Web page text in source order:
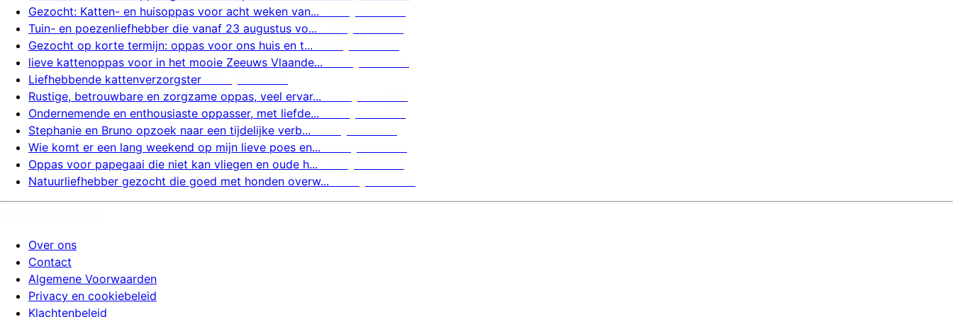
Gezocht: Katten- en huisoppas voor acht weken van...
Tuin- en poezenliefhebber die vanaf 23 augustus vo...
Gezocht op korte termijn: oppas voor ons huis en t...
lieve kattenoppas voor in het mooie Zeeuws Vlaande...
Liefhebbende kattenverzorgster
Rustige, betrouwbare en zorgzame oppas, veel ervar...
Ondernemende en enthousiaste oppasser, met liefde...
Stephanie en Bruno opzoek naar een tijdelijke verb...
Wie komt er een lang weekend op mijn lieve poes en...
Oppas voor papegaai die niet kan vliegen en oude h...
Natuurliefhebber gezocht die goed met honden overw...
Over ons
Contact
Algemene Voorwaarden
Privacy en cookiebeleid
Klachtenbeleid